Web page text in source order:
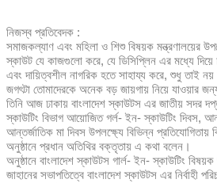
নিজস্ব প্রতিবেদক :
সমাজকল্যাণ এবং মহিলা ও শিশু বিষয়ক মন্ত্রণালয়ের
স্কাউট যে কাজগুলো করে, যে ডিসিপ্লিন এর মধ্যে দিয়ে
এবং দায়িত্বশীল নাগরিক হতে সাহায্য করে, শুধু তাই
জগৎটা তোমাদেরকে অনেক বড় জায়গায় নিয়ে যাওয়ার
তিনি আজ ঢাকায় বাংলাদেশ স্কাউটস এর জাতীয় সদর
স্কাউটিং বিভাগ আয়োজিত গর্ল- ইন- স্কাউটিং দিবস,
আন্তর্জাতিক মা দিবস উপলক্ষ্যে বিভিন্ন প্রতিযোগিতায়
অনুষ্ঠানে প্রধান অতিথির বক্তৃতায় এ কথা বলেন।
অনুষ্ঠানে বাংলাদেশ স্কাউটস গার্ল- ইন- স্কাউটিং
জাহানের সভাপতিত্বে বাংলাদেশ স্কাউটস এর নির্বাহী